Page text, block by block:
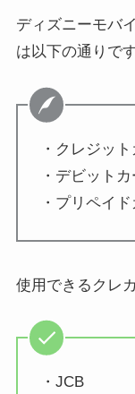
ディズニーモバ
は以下の通りで
・クレジッ
・デビットカ
・プリペイ
使用できるクレ
・JCB